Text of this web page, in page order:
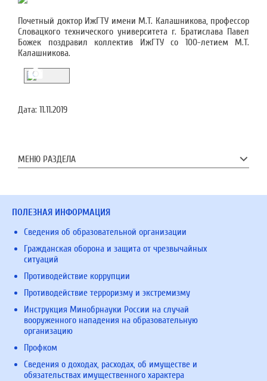
Почетный доктор ИжГТУ имени М.Т. Калашникова, профессор
Словацкого технического университета г. Братислава Павел
Божек поздравил коллектив ИжГТУ со 100-летием М.Т.
Калашникова.
Дата: 11.11.2019
МЕНЮ РАЗДЕЛА
ПОЛЕЗНАЯ ИНФОРМАЦИЯ
Сведения об образовательной организации
Гражданская оборона и защита от чрезвычайных
ситуаций
Противодействие коррупции
Противодействие терроризму и экстремизму
Инструкция Минобрнауки России на случай
вооруженного нападения на образовательную
организацию
Профком
Сведения о доходах, расходах, об имуществе и
обязательствах имущественного характера